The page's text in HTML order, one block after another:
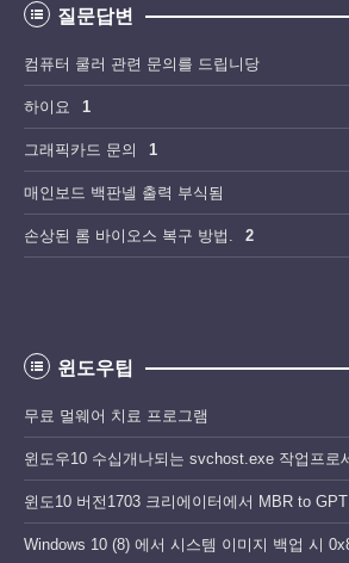
질문답변
컴퓨터 쿨러 관련 문의를 드립니당
하이요 1
그래픽카드 문의 1
매인보드 백판넬 출력 부식됨
손상된 롬 바이오스 복구 방법. 2
윈도우팁
무료 멀웨어 치료 프로그램
윈도10 버전1703 크리에이터에서 MBR to GPT